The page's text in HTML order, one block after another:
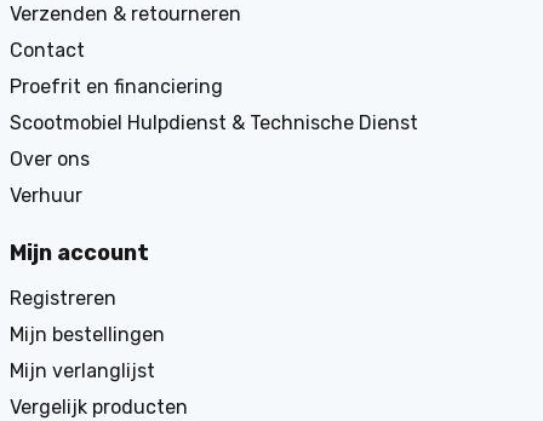
Verzenden & retourneren
Contact
Proefrit en financiering
Scootmobiel Hulpdienst & Technische Dienst
Over ons
Verhuur
Mijn account
Registreren
Mijn bestellingen
Mijn verlanglijst
Vergelijk producten